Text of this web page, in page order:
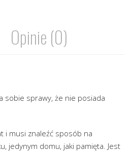
Opinie (0)
sobie sprawy, że nie posiada
i musi znaleźć sposób na
jedynym domu, jaki pamięta. Jest